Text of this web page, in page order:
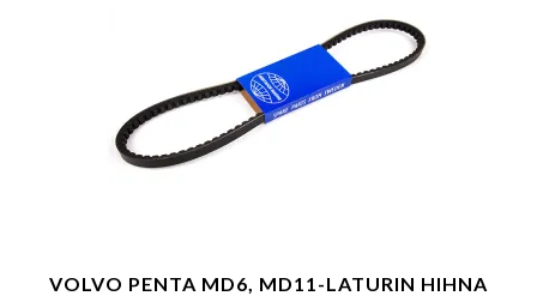
VOLVO PENTA MD6, MD11-LATURIN HIHNA